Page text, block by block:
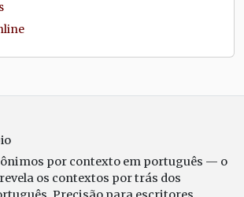
por contexto em português — o
os contextos por trás dos